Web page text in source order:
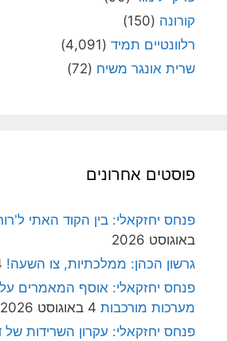
קורונה (150)
רלוונטיים תמיד (4,091)
שרית אונגר משיח (72)
פוסטים אחרונים
פנחס יחזקאלי: בין הקוד האתי
באוגוסט 2026
גרשון הכהן: ממלכתיות, צו השעה! 4
פנחס יחזקאלי: אוסף המאמרים
מערכות מורכבות 4 באוגוסט 2026
פנחס יחזקאלי: עקרון השרידות של